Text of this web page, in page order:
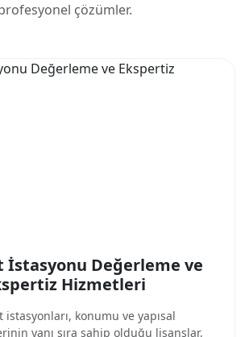
çözümler.
İstasyonu Değerleme ve
Hizmetleri
istasyonları, konumu ve yapısal
yanı sıra sahip olduğu lisanslar,